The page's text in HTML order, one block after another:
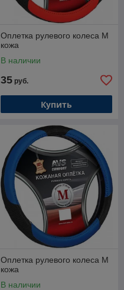
Оплетка рулевого колеса M
кожа
В наличии
35 руб.
Купить
Оплетка рулевого колеса M
кожа
В наличии